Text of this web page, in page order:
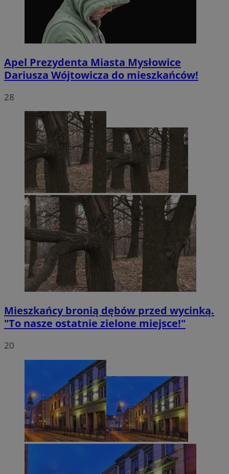
Apel Prezydenta Miasta Mysłowice
Dariusza Wójtowicza do mieszkańców!
28
Mieszkańcy bronią dębów przed wycinką.
"To nasze ostatnie zielone miejsce!"
20